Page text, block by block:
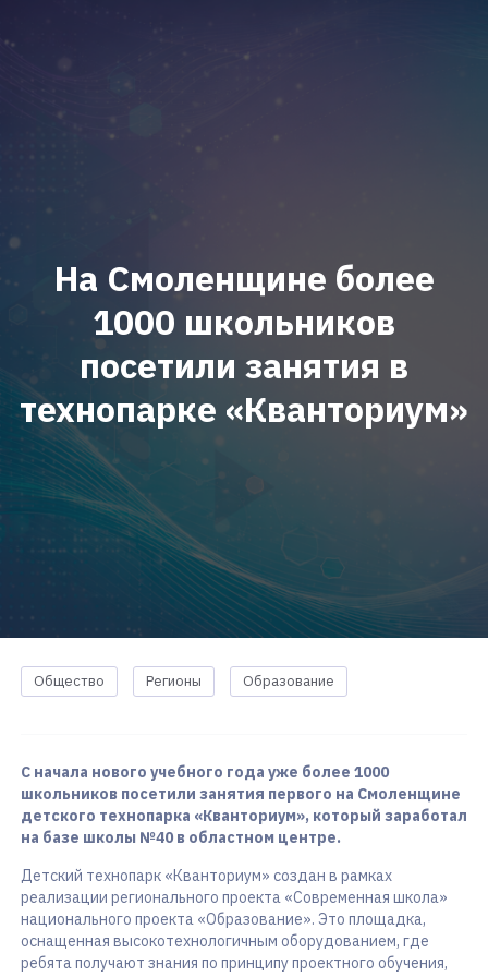
На Смоленщине более
1000 школьников
посетили занятия в
технопарке «Кванториум»
Общество Регионы Образование
С начала нового учебного года уже более 1000
школьников посетили занятия первого на Смоленщине
детского технопарка «Кванториум», который заработал
на базе школы №40 в областном центре.
Детский технопарк «Кванториум» создан в рамках
реализации регионального проекта «Современная школа»
национального проекта «Образование». Это площадка,
оснащенная высокотехнологичным оборудованием, где
ребята получают знания по принципу проектного обучения,